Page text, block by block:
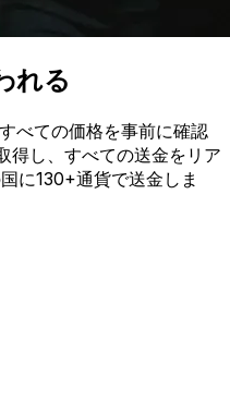
れる
べての価格を事前に確認
得し、すべての送金をリア
に130+通貨で送金しま